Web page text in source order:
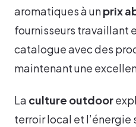
aromatiques à unprix
fournisseurs travaillant
catalogue avec des
maintenant une
La culture outdoor
terroir local et